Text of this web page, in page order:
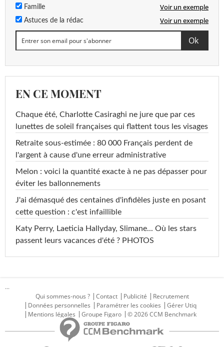
Famille Voir un exemple
Astuces de la rédac Voir un exemple
EN CE MOMENT
Chaque été, Charlotte Casiraghi ne jure que par ces
lunettes de soleil françaises qui flattent tous les visages
Retraite sous-estimée : 80 000 Français perdent de
l'argent à cause d'une erreur administrative
Melon : voici la quantité exacte à ne pas dépasser pour
éviter les ballonnements
J'ai démasqué des centaines d'infidèles juste en posant
cette question : c'est infaillible
Katy Perry, Laeticia Hallyday, Slimane... Où les stars
passent leurs vacances d'été ? PHOTOS
...
Qui sommes-nous ?
Contact Publicité
Recrutement
Données personnelles
Paramétrer les cookies
Gérer Utiq
Mentions légales
Groupe Figaro © 2026 CCM Benchmark